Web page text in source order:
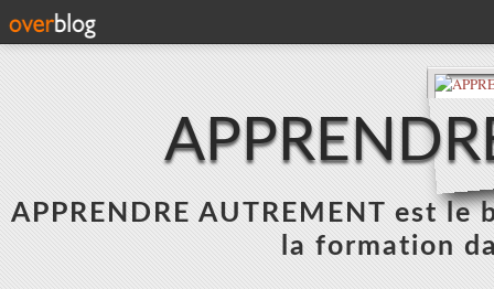
APPRENDRE AUTREMENT est
la formation